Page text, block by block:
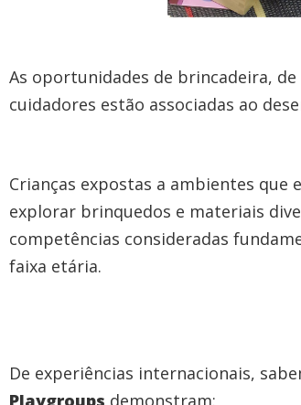
As oportunidades de brincadeira,
cuidadores estão associadas ao
Crianças expostas a ambientes que
explorar brinquedos e materiais
competências consideradas
faixa etária.
De experiências internacionais,
Playgroups demonstram: